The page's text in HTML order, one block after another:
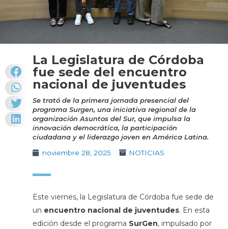
La Legislatura de Córdoba
fue sede del encuentro
nacional de juventudes
Se trató de la primera jornada presencial del
programa Surgen, una iniciativa regional de la
organización Asuntos del Sur, que impulsa la
innovación democrática, la participación
ciudadana y el liderazgo joven en América Latina.
noviembre 28, 2025
NOTICIAS
Este viernes, la Legislatura de Córdoba fue sede de
un encuentro nacional de juventudes. En esta
edición desde el programa SurGen, impulsado por